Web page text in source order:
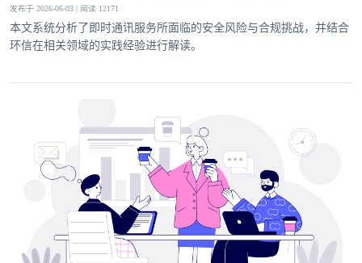
发布于 2026-06-03 | 阅读 12171
本文系统分析了即时通讯服务所面临的安全风险与合规挑战，并结合
环信在相关领域的实践经验进行解读。